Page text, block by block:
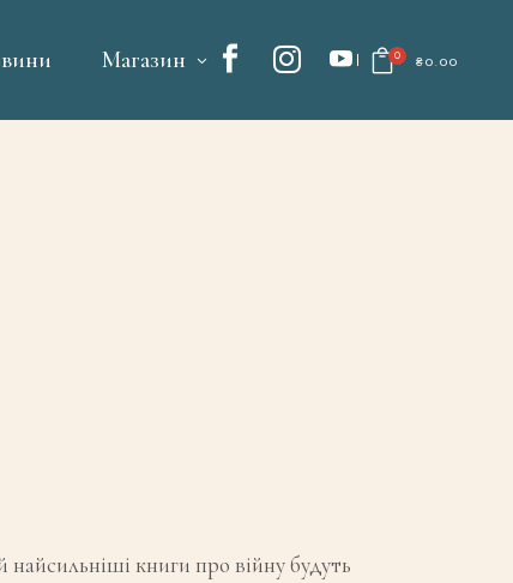
Магазин 0 ₴0.00
найсильніші книги про війну будуть